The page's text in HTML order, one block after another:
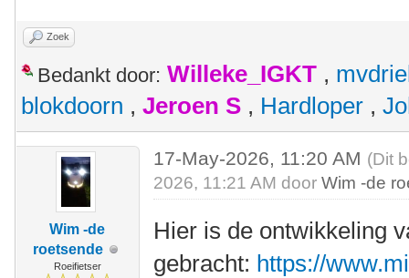
Zoek
Bedankt door: Willeke_IGKT ,
blokdoorn , Jeroen S , Hardloper ,
Wim -de
roetsende
Roeifietser
17-May-2026, 11:20 AM (Dit
2026, 11:21 AM doorWim -de
Hier is de ontwikkeling
gebracht: https://